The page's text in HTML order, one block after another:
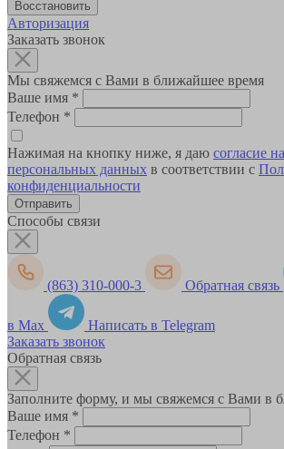
Авторизация
Заказать звонок
Мы свяжемся с Вами в ближайшее время
Ваше имя *
Телефон *
Нажимая на кнопку ниже, я даю согласие
персональных данных в соответствии с
конфиденциальности
Способы связи
(863) 310-000-3 Обратная связь
в Max
Написать в Telegram
Заказать звонок
Обратная связь
Заполните форму, и мы свяжемся с Вами в
Ваше имя *
Телефон *